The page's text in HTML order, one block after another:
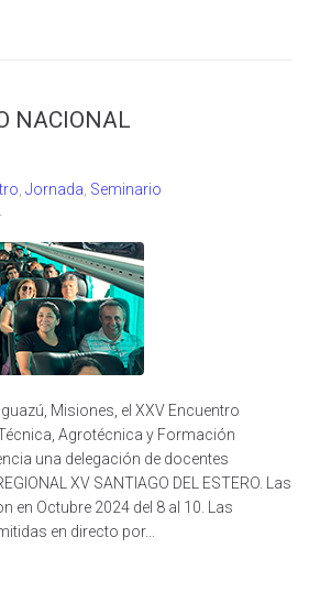
NACIONAL
Jornada Seminario
Misiones, el XXV Encuentro
Agrotécnica y Formación
una delegación de docentes
XV SANTIAGO DEL ESTERO. Las
en Octubre 2024 del 8 al 10. Las
en directo por...